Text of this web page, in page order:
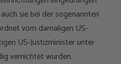
sie bei der sogenannten
vom damaligen US-
US-Justizminister unter
vernichtet wurden.